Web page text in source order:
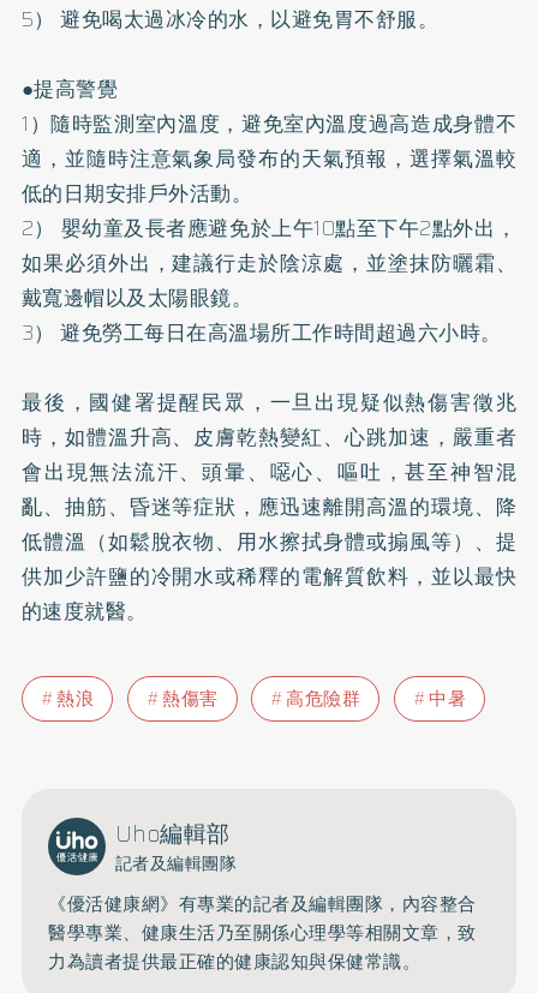
5） 避免喝太過冰冷的水，以避免胃不舒服。
●提高警覺
1）隨時監測室內溫度，避免室內溫度過高造成身體不
適，並隨時注意氣象局發布的天氣預報，選擇氣溫較
低的日期安排戶外活動。
2） 嬰幼童及長者應避免於上午10點至下午2點外出，
如果必須外出，建議行走於陰涼處，並塗抹防曬霜、
戴寬邊帽以及太陽眼鏡。
3） 避免勞工每日在高溫場所工作時間超過六小時。
最後，國健署提醒民眾，一旦出現疑似熱傷害徵兆
時，如體溫升高、皮膚乾熱變紅、心跳加速，嚴重者
會出現無法流汗、頭暈、噁心、嘔吐，甚至神智混
亂、抽筋、昏迷等症狀，應迅速離開高溫的環境、降
低體溫（如鬆脫衣物、用水擦拭身體或搧風等）、提
供加少許鹽的冷開水或稀釋的電解質飲料，並以最快
的速度就醫。
熱浪 熱傷害 高危險群 中暑
Uho編輯部
記者及編輯團隊
《優活健康網》有專業的記者及編輯團隊，內容整合
醫學專業、健康生活乃至關係心理學等相關文章，致
力為讀者提供最正確的健康認知與保健常識。